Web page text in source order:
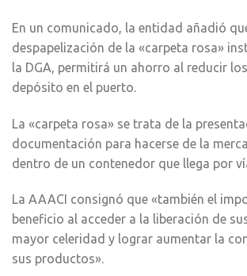
En un comunicado, la entidad añadió
despapelización de la «carpeta rosa»
la DGA, permitirá un ahorro al reducir
depósito en el puerto.
La «carpeta rosa» se trata de la
documentación para hacerse de la
dentro de un contenedor que llega por
La AAACI consignó que «también el
beneficio al acceder a la liberación de
mayor celeridad y lograr aumentar la
sus productos».